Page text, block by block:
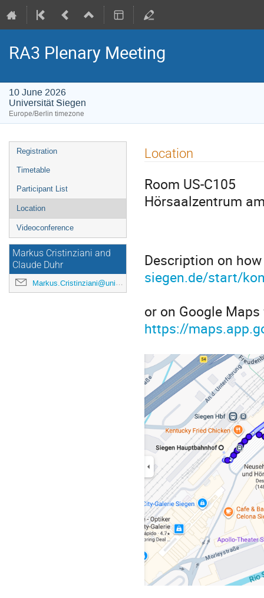
RA3 Plenary Meeting
10 June 2026
Universität Siegen
Europe/Berlin timezone
Event
menu
Registration
Timetable
Participant List
Location
Videoconference
Markus Cristinziani and
Claude Duhr
Markus.Cristinziani@uni-siegen.de
Location
Room US-C105
Hörsaalzentrum
Description on
siegen.de/start/
or on Google
https://